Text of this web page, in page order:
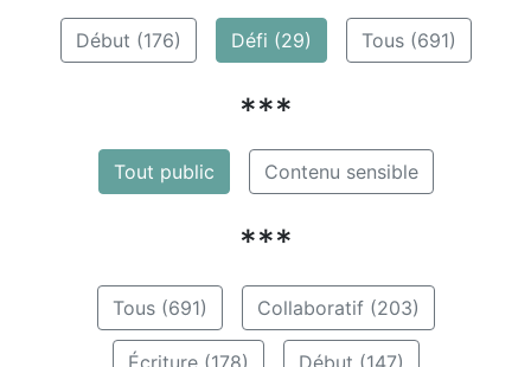
Début (176) Défi (29) Tous (691)
***
Tout public Contenu sensible
***
Tous (691) Collaboratif (203)
Écriture (178) Début (147)